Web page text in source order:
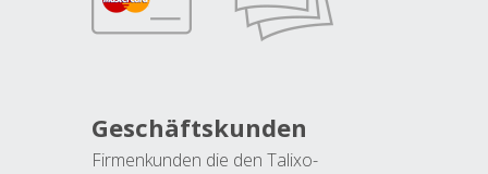
Geschäftskunden
Firmenkunden die den Talixo-